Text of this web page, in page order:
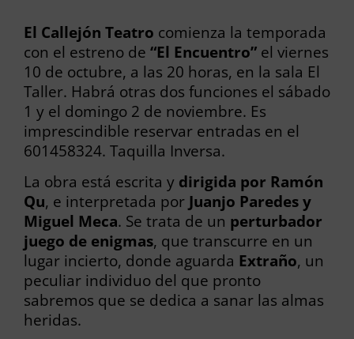
El Callejón Teatro comienza la temporada
con el estreno de “El Encuentro”el viernes
10 de octubre, a las 20 horas, en la sala El
Taller. Habrá otras dos funciones el sábado
1 y el domingo 2 de noviembre. Es
imprescindible reservar entradas en el
601458324. Taquilla Inversa.
La obra está escrita y dirigida por Ramón
Qu, e interpretada por Juanjo Paredes y
Miguel Meca. Se trata de un perturbador
juego de enigmas, que transcurre en un
lugar incierto, donde aguarda Extraño, un
peculiar individuo del que pronto
sabremos que se dedica a sanar las almas
heridas.